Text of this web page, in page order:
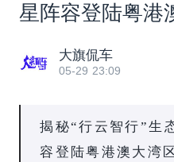
星阵容登陆粤港
大旗侃车
05-29 23:09
揭秘“行云智行”生
容登陆粤港澳大湾